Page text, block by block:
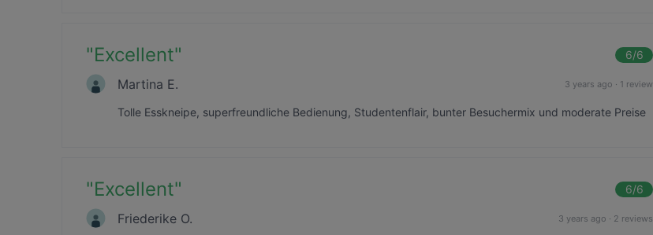
"Excellent" 6/6
Martina E. 3 years ago · 1 review
Tolle Esskneipe, superfreundliche Bedienung, Studentenflair, bunter Besuchermix und moderate Preise
"Excellent" 6/6
Friederike O. 3 years ago · 2 reviews